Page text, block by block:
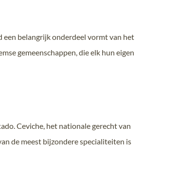
een belangrijk onderdeel vormt van het
gemeenschappen, die elk hun eigen
Ceviche, het nationale gerecht van
de meest bijzondere specialiteiten is